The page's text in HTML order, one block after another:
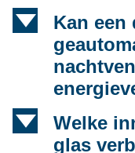
d
Kan een
d
Welke
glas